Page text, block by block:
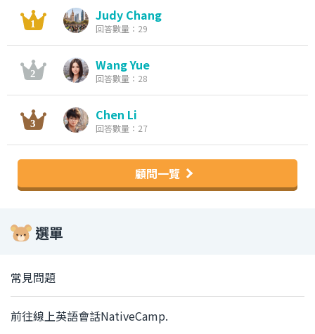
Judy Chang
回答數量：29
Wang Yue
回答數量：28
Chen Li
回答數量：27
顧問一覽
選單
常見問題
前往線上英語會話NativeCamp.